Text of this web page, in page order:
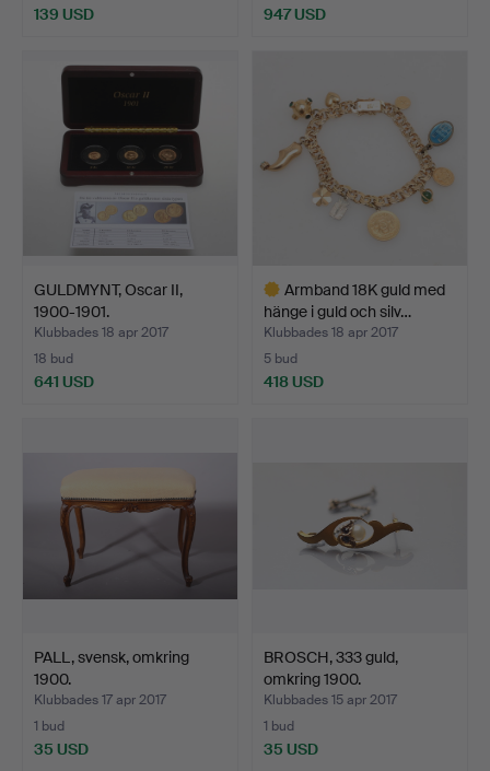
139 USD 947 USD
GULDMYNT, Oscar II,
1900-1901.
Klubbades 18 apr 2017
18 bud
641 USD
Armband 18K guld med
hänge i guld och silv…
Klubbades 18 apr 2017
5 bud
418 USD
PALL, svensk, omkring
1900.
Klubbades 17 apr 2017
1 bud
35 USD
BROSCH, 333 guld,
omkring 1900.
Klubbades 15 apr 2017
1 bud
35 USD